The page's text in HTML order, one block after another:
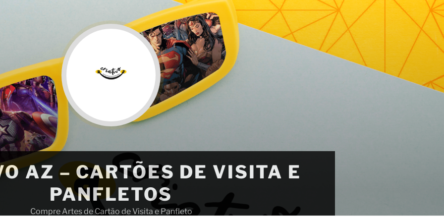
AZ – CARTÕES DE VISITA E
PANFLETOS
Compre Artes de Cartão de Visita e Panfleto